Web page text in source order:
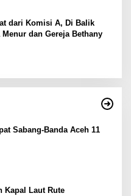
dari Komisi A, Di Balik
Menur dan Gereja Bethany
Sabang-Banda Aceh 11
Kapal Laut Rute